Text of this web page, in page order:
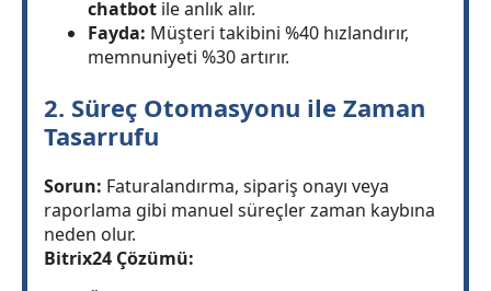
chatbot ile anlık alır.
Fayda: Müşteri takibini %40 hızlandırır,
memnuniyeti %30 artırır.
2. Süreç Otomasyonu ile Zaman
Tasarrufu
Sorun: Faturalandırma, sipariş onayı veya
raporlama gibi manuel süreçler zaman kaybına
neden olur.
Bitrix24 Çözümü: